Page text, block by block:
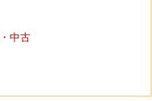
中古